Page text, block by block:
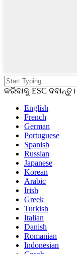
କରିବାକୁ ESC ଦବାନ୍ତୁ।
English
French
German
Portuguese
Spanish
Russian
Japanese
Korean
Arabic
Irish
Greek
Turkish
Italian
Danish
Romanian
Indonesian